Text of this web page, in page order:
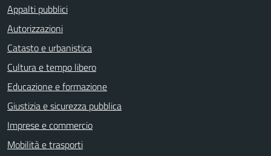
Appalti pubblici
Autorizzazioni
Catasto e urbanistica
Cultura e tempo libero
Educazione e formazione
Giustizia e sicurezza pubblica
Imprese e commercio
Mobilità e trasporti